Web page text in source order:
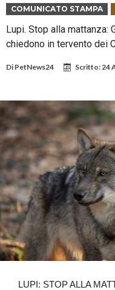
COMUNICATO STAMPA
Lupi. Stop alla mattanza:
chiedono in tervento dei
Di PetNews24 Scritto:24
LUPI: STOP ALLA